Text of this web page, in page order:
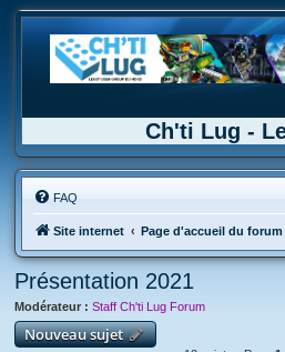
Ch'ti Lug -
FAQ
Site internet Page d'accueil du forum
Présentation 2021
Modérateur : Staff Ch'ti Lug Forum
Nouveau sujet